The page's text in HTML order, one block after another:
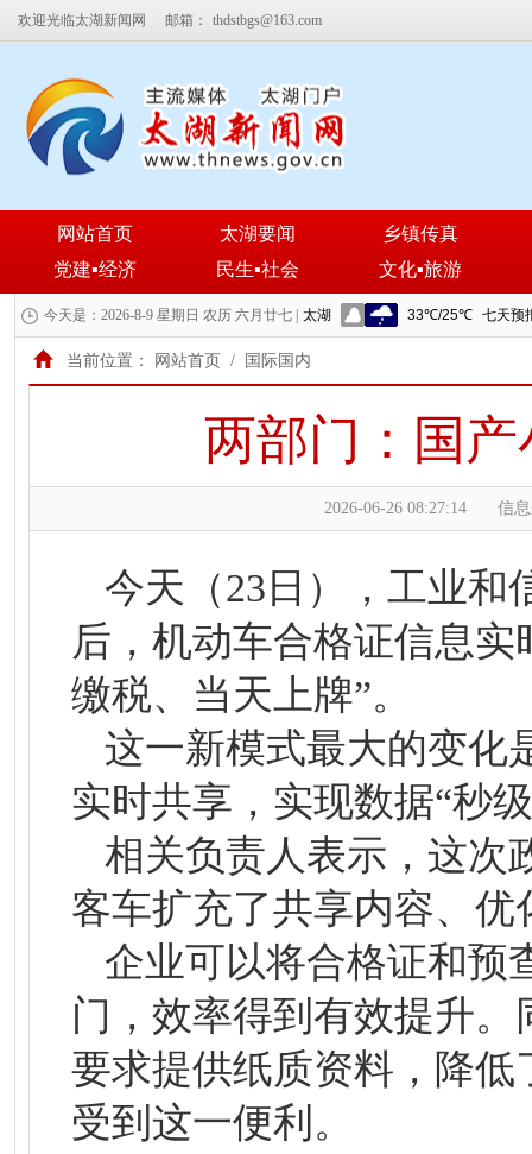
欢迎光临太湖新闻网 邮箱： thdstbgs@163.com
网站首页 太湖要闻
乡镇传真
党建▪经济
民生▪社会 文化▪旅游
今天是：2026-8-9 星期日 农历 六月廿七 |
当前位置： 网站首页 / 国际国内
两部门：国
2026-06-26 08:27:14 信
今天（23日），工业和
后，机动车合格证信息
缴税、当天上牌”。
这一新模式最大的变化
实时共享，实现数据“秒
相关负责人表示，这次
客车扩充了共享内容、
企业可以将合格证和预
门，效率得到有效提升
要求提供纸质资料，降低
受到这一便利。